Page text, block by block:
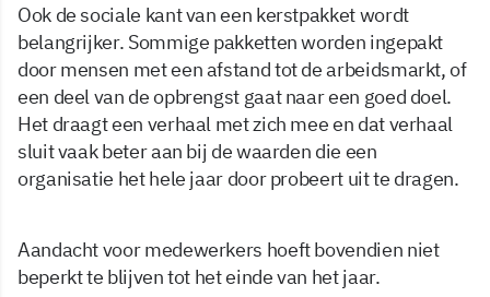
Ook de sociale kant van een kerstpakket wordt
belangrijker. Sommige pakketten worden ingepakt
door mensen met een afstand tot de arbeidsmarkt, of
een deel van de opbrengst gaat naar een goed doel.
Het draagt een verhaal met zich mee en dat verhaal
sluit vaak beter aan bij de waarden die een
organisatie het hele jaar door probeert uit te dragen.
Aandacht voor medewerkers hoeft bovendien niet
beperkt te blijven tot het einde van het jaar.